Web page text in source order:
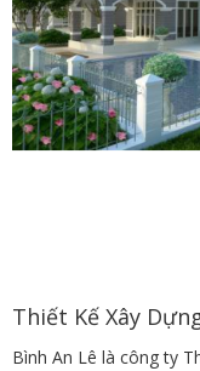
Thiết Kế Xây
Bình An Lê là công ty